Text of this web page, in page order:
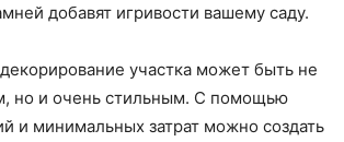
добавят игривости вашему саду.
участка может быть не
но и очень стильным. С помощью
и минимальных затрат можно создать